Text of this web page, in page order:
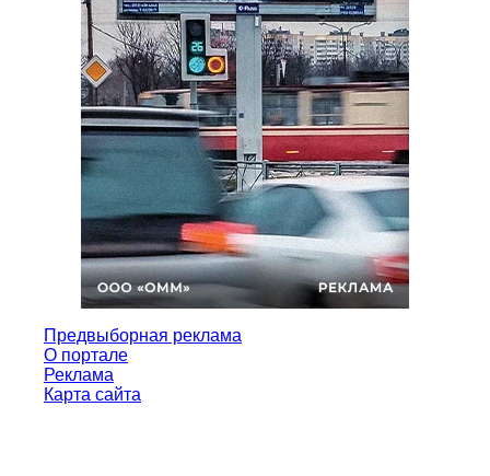
Предвыборная реклама
О портале
Реклама
Карта сайта